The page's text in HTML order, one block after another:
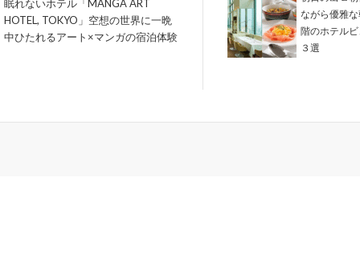
眠れないホテル「MANGA ART
HOTEL, TOKYO」空想の世界に一晩
中ひたれるアート×マンガの宿泊体験
ながら優雅な
階のホテル
３選